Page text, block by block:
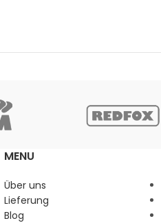
MENU
Über uns
Lieferung
Blog